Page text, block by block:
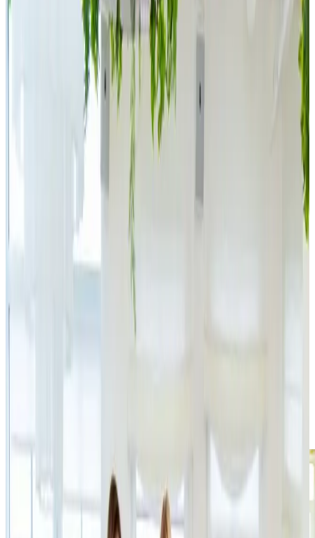
JSK Investments
získalo licenci k
založení
samosprávného
SICAV fondu s
proměnným
základním
kapitálem